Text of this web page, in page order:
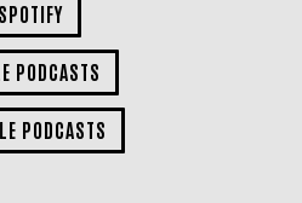
SPOTIFY
PODCASTS
PODCASTS